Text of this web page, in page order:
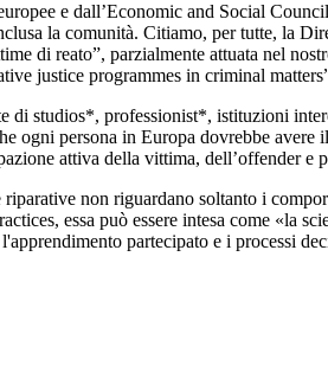
e dall’Economic and Social
la comunità. Citiamo, per tutte, la
di reato”, parzialmente attuata nel
justice programmes in criminal
di studios*, professionist*, istituzioni
ogni persona in Europa dovrebbe
attiva della vittima, dell’offender e
non riguardano soltanto i
essa può essere intesa come «la
partecipato e i processi